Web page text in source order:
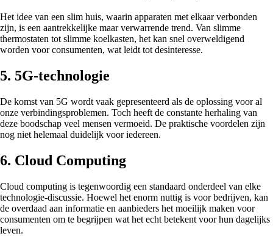
Het idee van een slim huis, waarin apparaten met elkaar verbonden
zijn, is een aantrekkelijke maar verwarrende trend. Van slimme
thermostaten tot slimme koelkasten, het kan snel overweldigend
worden voor consumenten, wat leidt tot desinteresse.
5. 5G-technologie
De komst van 5G wordt vaak gepresenteerd als de oplossing voor al
onze verbindingsproblemen. Toch heeft de constante herhaling van
deze boodschap veel mensen vermoeid. De praktische voordelen zijn
nog niet helemaal duidelijk voor iedereen.
6. Cloud Computing
Cloud computing is tegenwoordig een standaard onderdeel van elke
technologie-discussie. Hoewel het enorm nuttig is voor bedrijven, kan
de overdaad aan informatie en aanbieders het moeilijk maken voor
consumenten om te begrijpen wat het echt betekent voor hun dagelijks
leven.